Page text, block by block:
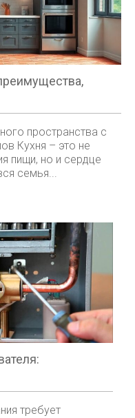
пространства с
Кухня – это не
пищи, но и сердце
семья...
требует